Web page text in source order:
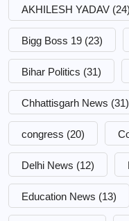
AKHILESH YADAV (24)
Bigg Boss 19 (23)
Bihar Politics (31)
Chhattisgarh News (31)
congress (20)
Delhi News (12)
Education News (13)